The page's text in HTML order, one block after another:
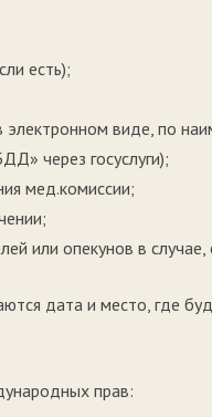
есть);
электронном виде, по
через госуслуги);
мед.комиссии;
или опекунов в случае,
дата и место, где
прав: